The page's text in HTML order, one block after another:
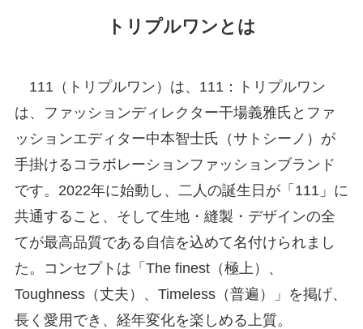
トリプルワンとは
111（トリプルワン）は、111：トリプルワン
は、ファッションディレクター干場義雅氏とファ
ッションエディター中本智士氏（サトシーノ）が
手掛けるコラボレーションファッションブランド
です。2022年に始動し、二人の誕生日が「111」に
共通すること、そして生地・縫製・デザインの全
てが最高品質である自信を込めて名付けられまし
た。コンセプトは「The finest（極上）、
Toughness（丈夫）、Timeless（普遍）」を掲げ、
長く愛用でき、経年変化を楽しめる上質。